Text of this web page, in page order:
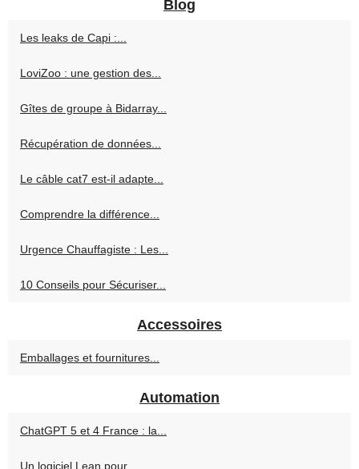
Blog
Les leaks de Capi :...
LoviZoo : une gestion des...
Gîtes de groupe à Bidarray...
Récupération de données...
Le câble cat7 est-il adapte...
Comprendre la différence...
Urgence Chauffagiste : Les...
10 Conseils pour Sécuriser...
Accessoires
Emballages et fournitures...
Automation
ChatGPT 5 et 4 France : la...
Un logiciel Lean pour...